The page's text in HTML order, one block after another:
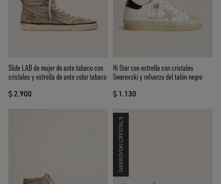
Slide LAB de mujer de ante tabaco con
cristales y estrella de ante color tabaco
$ 2.900
Hi Star con estrella con cristales
Swarovski y refuerzo del talón negro
$ 1.130
SWAROVSKI CRYSTALS